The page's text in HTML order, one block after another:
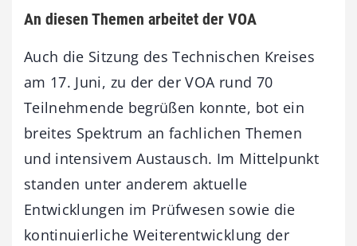
An diesen Themen arbeitet der VOA
Auch die Sitzung des Technischen Kreises
am 17. Juni, zu der der VOA rund 70
Teilnehmende begrüßen konnte, bot ein
breites Spektrum an fachlichen Themen
und intensivem Austausch. Im Mittelpunkt
standen unter anderem aktuelle
Entwicklungen im Prüfwesen sowie die
kontinuierliche Weiterentwicklung der